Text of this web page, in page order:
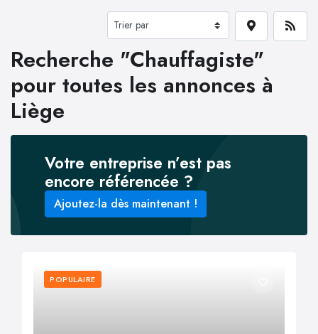
Recherche "Chauffagiste"
pour toutes les annonces à
Liège
Votre entreprise n’est pas
encore référencée ?
Ajoutez-la dès maintenant !
POPULAIRE